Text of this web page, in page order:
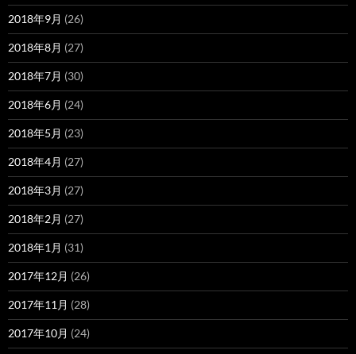
2018年9月 (26)
2018年8月 (27)
2018年7月 (30)
2018年6月 (24)
2018年5月 (23)
2018年4月 (27)
2018年3月 (27)
2018年2月 (27)
2018年1月 (31)
2017年12月 (26)
2017年11月 (28)
2017年10月 (24)